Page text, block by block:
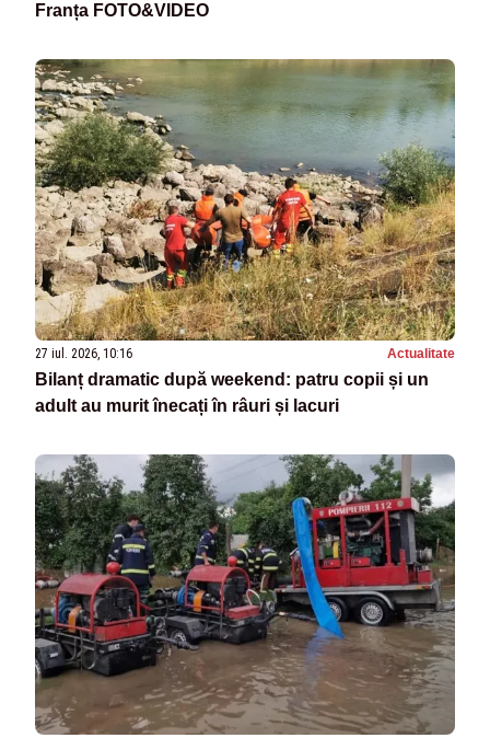
Franța FOTO&VIDEO
27 iul. 2026, 10:16 Actualitate
Bilanț dramatic după weekend: patru copii și un
adult au murit înecați în râuri și lacuri